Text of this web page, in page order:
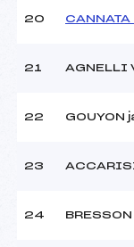
20
21 AGNELLI
22 GOUYON
23
24